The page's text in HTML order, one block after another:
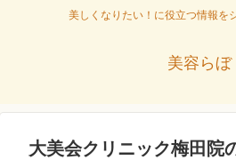
美しくなりたい！に役立つ情報を
美容らぼ
大美会クリニック梅田院